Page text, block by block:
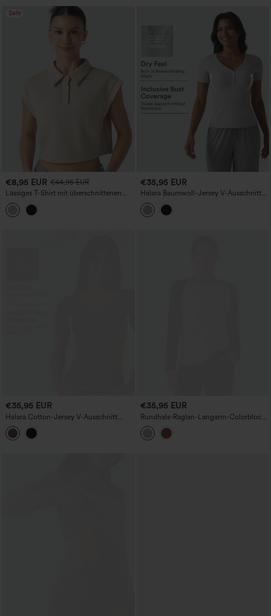
Sale
€8,95 EUR €44,95 EUR
Lässiges T-Shirt mit überschnittenen
Schultern, kurzen Ärmeln und
Colorblock-Design
€35,95 EUR
Halara Baumwoll-Jersey V-Ausschnitt
Kurzarm-T-Shirt mit integriertem BH,
Körbchengrößen B-DD
€35,95 EUR
Halara Cotton-Jersey V-Ausschnitt
Kurzarm-Freizeit-T-Shirt mit
integriertem BH, Cup-Größen B–DD
€35,95 EUR
Rundhals-Raglan-Langarm-Colorblock-
Freizeit-Top